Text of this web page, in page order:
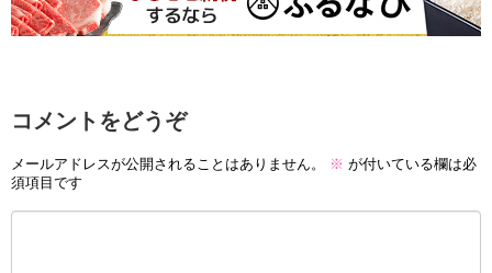
コメントをどうぞ
メールアドレスが公開されることはありません。 ※ が付いている欄は必
須項目です